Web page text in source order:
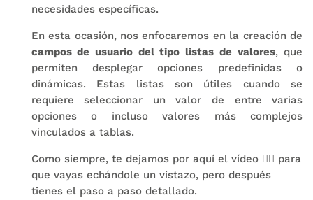
necesidades específicas.
En esta ocasión, nos enfocaremos en la creación de
campos de usuario del tipo listas de valores, que
permiten desplegar opciones predefinidas o
dinámicas. Estas listas son útiles cuando se
requiere seleccionar un valor de entre varias
opciones o incluso valores más complejos
vinculados a tablas.
Como siempre, te dejamos por aquí el vídeo 👇🏻 para
que vayas echándole un vistazo, pero después
tienes el paso a paso detallado.